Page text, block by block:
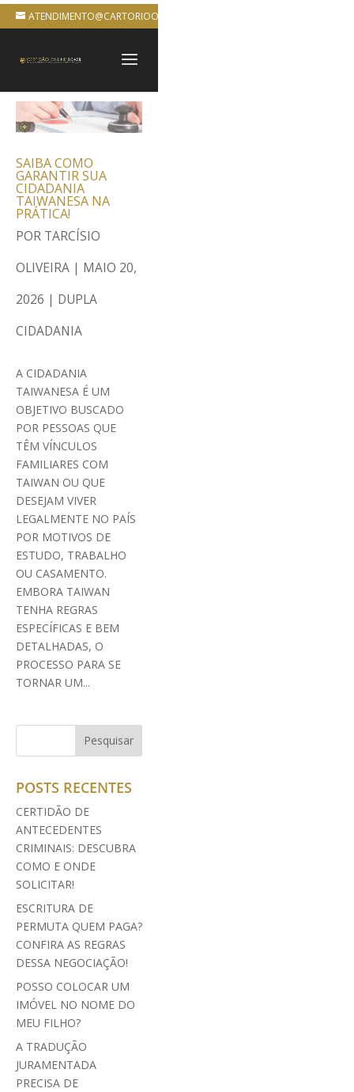
ATENDIMENTO@CARTORIOONLINEBRASIL.COM.BR
SAIBA COMO
GARANTIR SUA
CIDADANIA
TAIWANESA NA
PRÁTICA!
POR TARCÍSIO
OLIVEIRA | MAIO 20,
2026 | DUPLA
CIDADANIA
A CIDADANIA
TAIWANESA É UM
OBJETIVO BUSCADO
POR PESSOAS QUE
TÊM VÍNCULOS
FAMILIARES COM
TAIWAN OU QUE
DESEJAM VIVER
LEGALMENTE NO PAÍS
POR MOTIVOS DE
ESTUDO, TRABALHO
OU CASAMENTO.
EMBORA TAIWAN
TENHA REGRAS
ESPECÍFICAS E BEM
DETALHADAS, O
PROCESSO PARA SE
TORNAR UM...
POSTS RECENTES
CERTIDÃO DE
ANTECEDENTES
CRIMINAIS: DESCUBRA
COMO E ONDE
SOLICITAR!
ESCRITURA DE
PERMUTA QUEM PAGA?
CONFIRA AS REGRAS
DESSA NEGOCIAÇÃO!
POSSO COLOCAR UM
IMÓVEL NO NOME DO
MEU FILHO?
A TRADUÇÃO
JURAMENTADA
PRECISA DE